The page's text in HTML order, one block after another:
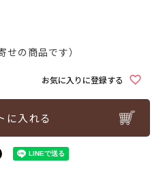
の商品です）
お気に入りに登録する
に入れる